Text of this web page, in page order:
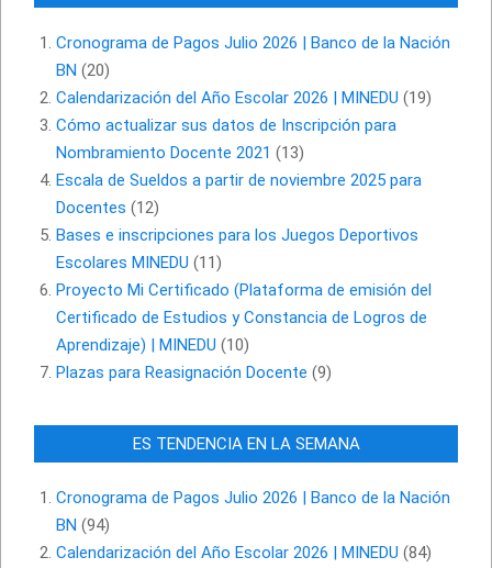
Cronograma de Pagos Julio 2026 | Banco de la Nación
BN (20)
Calendarización del Año Escolar 2026 | MINEDU (19)
Cómo actualizar sus datos de Inscripción para
Nombramiento Docente 2021 (13)
Escala de Sueldos a partir de noviembre 2025 para
Docentes (12)
Bases e inscripciones para los Juegos Deportivos
Escolares MINEDU (11)
Proyecto Mi Certificado (Plataforma de emisión del
Certificado de Estudios y Constancia de Logros de
Aprendizaje) | MINEDU (10)
Plazas para Reasignación Docente (9)
ES TENDENCIA EN LA SEMANA
Cronograma de Pagos Julio 2026 | Banco de la Nación
BN (94)
Calendarización del Año Escolar 2026 | MINEDU (84)